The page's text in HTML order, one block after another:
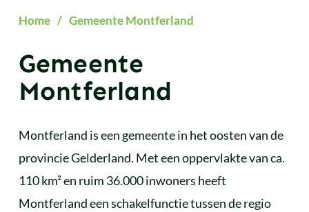
Home / Gemeente Montferland
Gemeente
Montferland
Montferland is een gemeente in het oosten van de
provincie Gelderland. Met een oppervlakte van ca.
110 km² en ruim 36.000 inwoners heeft
Montferland een schakelfunctie tussen de regio